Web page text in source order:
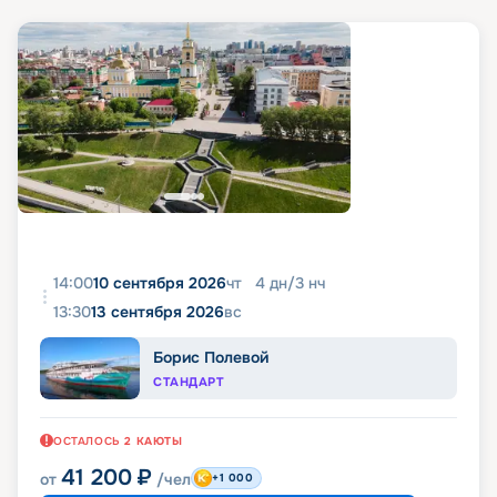
14:0010 сентября 2026чт 4 дн/3 нч
13:3013 сентября 2026вс
Борис Полевой
СТАНДАРТ
ОСТАЛОСЬ 2 КАЮТЫ
от 41 200 ₽ /чел +1 000